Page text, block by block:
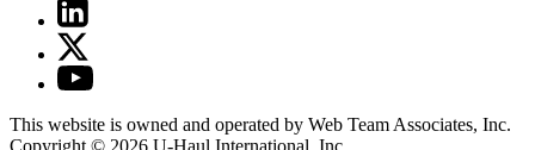
This website is owned and operated by Web Team Associates, Inc.
Copyright © 2026 U-Haul International, Inc.